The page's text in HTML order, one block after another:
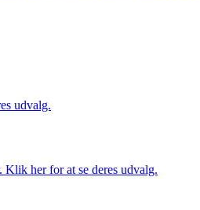
udvalg.
her for at se deres udvalg.